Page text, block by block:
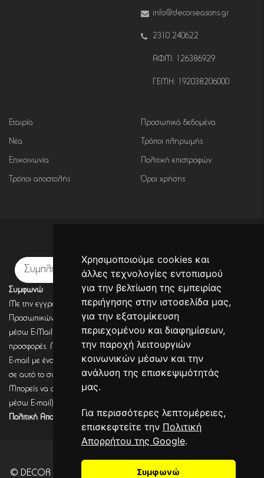
Χρησιμοποιούμε cookies και
άλλες τεχνολογίες εντοπισμού
για την βελτίωση της εμπειρίας
περιήγησης στην ιστοσελίδα μας,
για την εξατομίκευση
περιεχομένου και διαφημίσεων,
την παροχή λειτουργιών
κοινωνικών μέσων και την
ανάλυση της επισκεψιμότητάς
μας.
Για περισσότερες λεπτομέρειες,
επισκεφτείτε την Πολιτική
Απορρήτου της Google.
Συμφωνώ
info@decorseasons.gr
2310 240622
ΑΦΜ: 126386929
ΓΕΜΗ: 192038206000
Εταιρία
Νέα
Επικοινωνία
Τρόποι αποστολής
Προσωπικά δεδομένα
Τρόποι πληρωμής
Πολιτική επιστροφών
Όροι χρήσης
Εγγραφή
Συμφωνώ
Με την εγγραφή σου, συμφωνείς με την Πολιτική Προστασίας
Προσωπικών Δεδομένων και συμφωνείς πως η DECORSEASONS μπορεί
μέσω E-Mail να στέλνει πληροφορίες για σχετικά προϊόντα, τις τρέχουσες
προσφορές. Μετά από έλεγχο από την DECORSEASONS θα λάβεις ένα
E-mail με ένα link επιβεβαίωσης (Double opt-in). Μόνο μετά από κλικ
σε αυτό το σύνδεσμο, η εγγραφή θα έχει ολοκληρωθεί.
Μπορείς να αποσύρεις τη συναίνεση (για να λαμβάνεις πληροφορίες
μέσω E-mail) οποιαδήποτε στιγμή σύμφωνα με όσα καθορίζονται στην
Πολιτική Απορρήτου.
© DECOR SEASONS - Development - Powered by